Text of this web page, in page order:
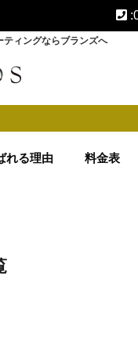
ティングならブランズへ
れる理由 料金表